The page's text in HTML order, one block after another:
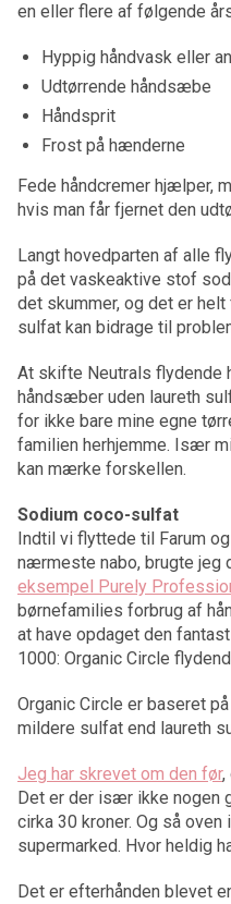
en eller flere af følgende
Hyppig håndvask eller
Udtørrende håndsæbe
Håndsprit
Frost på hænderne
Fede håndcremer hjælper,
hvis man får fjernet den
Langt hovedparten af alle
på det vaskeaktive stof
det skummer, og det er
sulfat kan bidrage til
At skifte Neutrals flydende
håndsæber uden laureth
for ikke bare mine egne
familien herhjemme. Især
kan mærke forskellen.
Sodium coco-sulfat
Indtil vi flyttede til Farum
nærmeste nabo, brugte jeg
eksempel Purely
børnefamilies forbrug af
at have opdaget den
1000: Organic Circle
Organic Circle er baseret
mildere sulfat end laureth
Jeg har skrevet om den før,
Det er der især ikke nogen
cirka 30 kroner. Og så
supermarked. Hvor heldig
Det er efterhånden blevet